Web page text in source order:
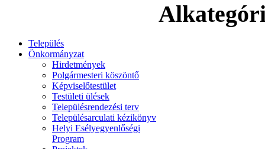
Település
Önkormányzat
Hirdetmények
Polgármesteri köszöntő
Képviselőtestület
Testületi ülések
Településrendezési terv
Településarculati kézikönyv
Helyi Esélyegyenlőségi
Program